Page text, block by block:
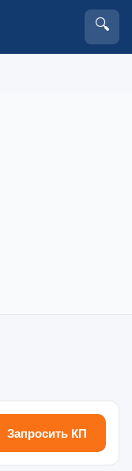
🔍
Запросить КП